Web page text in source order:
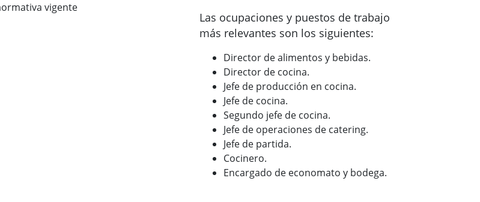
vigente
Las ocupaciones y puestos de trabajo
más relevantes son los siguientes:
Director de alimentos y bebidas.
Director de cocina.
Jefe de producción en cocina.
Jefe de cocina.
Segundo jefe de cocina.
Jefe de operaciones de catering.
Jefe de partida.
Cocinero.
Encargado de economato y bodega.